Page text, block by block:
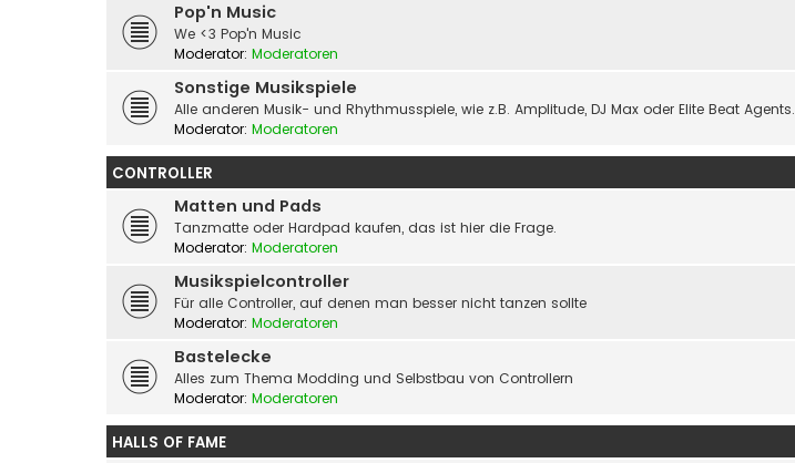
Pop'n Music
We <3 Pop'n Music
Moderator: Moderatoren
Sonstige Musikspiele
Alle anderen Musik- und Rhythmusspiele, wie z.B. Amplitude, DJ Max oder Elite Beat Agents.
Moderator: Moderatoren
CONTROLLER
Matten und Pads
Tanzmatte oder Hardpad kaufen, das ist hier die Frage.
Moderator: Moderatoren
Musikspielcontroller
Für alle Controller, auf denen man besser nicht tanzen sollte
Moderator: Moderatoren
Bastelecke
Alles zum Thema Modding und Selbstbau von Controllern
Moderator: Moderatoren
HALLS OF FAME